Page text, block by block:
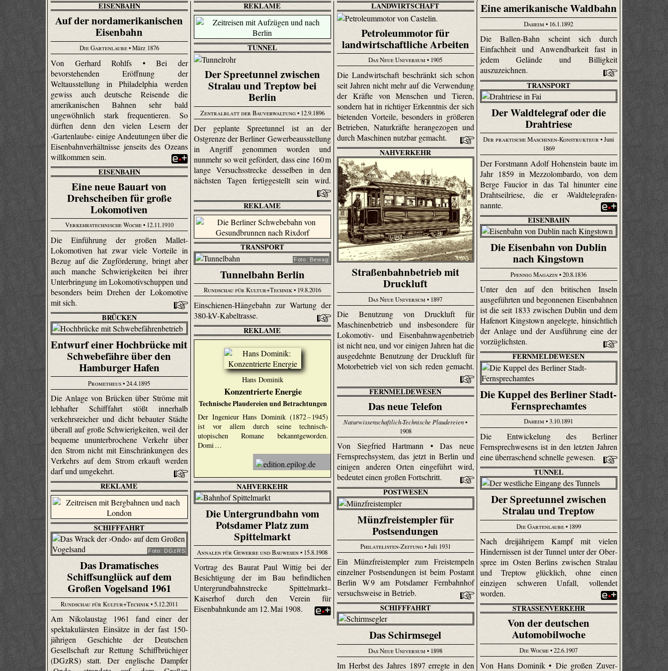
Eine amerikanische Waldbahn
Daheim• 16.1.1892
Die Ballen-Bahn scheint sich durch
Einfachheit und Anwendbarkeit fast in
jedem Gelände und Billigkeit
auszuzeichnen.
EISENBAHN
Auf der nordamerikanischen
Eisenbahn
Die Gartenlaube• März 1876
Von Gerhard Rohlfs • Bei der
bevorstehenden Eröffnung der
Weltausstellung in Philadelphia werden
gewiss auch deutsche Reisende die
amerikanischen Bahnen sehr bald
ungewöhnlich stark frequentieren. So
dürften denn den vielen Lesern der
›Gartenlaube‹ einige Andeutungen über die
Eisenbahnverhältnisse jenseits des Ozeans
willkommen sein.
REKLAME
TUNNEL
Der Spreetunnel zwischen
Stralau und Treptow bei
Berlin
Zentralblatt der Bauverwaltung• 12.9.1896
Der geplante Spree­tunnel ist an der
Ostgrenze der Berliner Gewerbeausstellung
in Angriff genommen worden und
nunmehr so weit gefördert, dass eine 160 m
lange Versuchsstrecke desselben in den
nächsten Tagen fertiggestellt sein wird.
LANDWIRTSCHAFT
Petroleummotor für
landwirtschaftliche Arbeiten
Das Neue Universum • 1905
Die Landwirtschaft beschränkt sich schon
seit Jahren nicht mehr auf die Verwendung
der Kräfte von Menschen und Tieren,
sondern hat in richtiger Erkenntnis der sich
bietenden Vorteile, besonders in größeren
Betrieben, Naturkräfte herangezogen und
durch Maschinen nutzbar gemacht.
TRANSPORT
Der Waldtelegraf oder die
Drahtriese
Der praktische Maschinen-Konstrukteur• Juni
1869
Der Forstmann Adolf Hohenstein baute im
Jahr 1859 in Mezzo­lombardo, von dem
Berge Faucior in das Tal hinunter eine
Drahtseilriese, die er ›Waldtelegrafen‹
nannte.
NAHVERKEHR
Straßenbahnbetrieb mit
Druckluft
Das Neue Universum • 1897
Die Benutzung von Druckluft für
Maschinenbetrieb und insbesondere für
Lokomotiv- und Eisenbahnwagenbetrieb
ist nicht neu, und vor einigen Jahren hat die
ausgedehnte Benutzung der Druckluft für
Motorbetrieb viel von sich reden gemacht.
EISENBAHN
Eine neue Bauart von
Drehscheiben für große
Lokomotiven
Verkehrstechnische Woche• 12.11.1910
Die Einführung der großen Mallet-
Lokomotiven hat zwar viele Vorteile in
Bezug auf die Zugförderung, bringt aber
auch manche Schwierigkeiten bei ihrer
Unterbringung im Lokomotivschuppen und
besonders beim Drehen der Lokomotive
mit sich.
REKLAME
TRANSPORT
Foto: Bewag
Tunnelbahn Berlin
Rundschau für Kultur+Technik• 19.8.2016
Einschienen-Hängebahn zur Wartung der
380-kV-Kabeltrasse.
EISENBAHN
Die Eisenbahn von Dublin
nach Kingstown
Pfennig Magazin• 20.8.1836
Unter den auf den britischen Inseln
ausgeführten und begonnenen Eisenbahnen
ist die seit 1833 zwischen Dublin und dem
Hafenort Kingstown angelegte, hinsichtlich
der Anlage und der Ausführung eine der
vorzüg­lichsten.
BRÜCKEN
Entwurf einer Hochbrücke mit
Schwebefähre über den
Hamburger Hafen
Prometheus• 24.4.1895
Die Anlage von Brücken über Ströme mit
lebhafter Schifffahrt stößt innerhalb
verkehrsreicher und dicht bebauter Städte
überall auf große Schwierigkeiten, weil der
bequeme ununterbrochene Verkehr über
den Strom nicht mit Einschränkungen des
Verkehrs auf dem Strom erkauft werden
darf und umgekehrt.
REKLAME
Hans Dominik
Konzentrierte Energie
Technische Plaudereien und Betrachtungen
Der Ingenieur Hans Dominik (1872 – 1945)
ist vor allem durch seine technisch-
utopischen Romane bekanntgeworden.
Domi …
NAHVERKEHR
Die Untergrundbahn vom
Potsdamer Platz zum
Spittelmarkt
Annalen für Gewerbe und Bauwesen• 15.8.1908
Vortrag des Baurat Paul Wittig bei der
Besichtigung der im Bau befindlichen
Untergrundbahnstrecke Spittelmarkt–
Kaiserhof durch den Verein für
Eisenbahnkunde am 12. Mai 1908.
FERNMELDEWESEN
Die Kuppel des Berliner Stadt-
Fernsprechamtes
Daheim• 3.10.1891
Die Entwickelung des Berliner
Fernsprechwesens ist in den letzten Jahren
eine überraschend schnelle gewesen.
FERNMELDEWESEN
Das neue Telefon
Naturwissenschaftlich-Technische Plaudereien•
1908
Von Siegfried Hartmann • Das neue
Fernsprechsystem, das jetzt in Berlin und
einigen anderen Orten eingeführt wird,
bedeutet einen großen Fortschritt.
TUNNEL
Der Spreetunnel zwischen
Stralau und Treptow
Die Gartenlaube• 1899
Nach dreijährigem Kampf mit vielen
Hindernissen ist der Tunnel unter der Ober­
spree im Osten Berlins zwischen Stralau
und Treptow glücklich, ohne einen
einzigen schweren Unfall, vollendet
worden.
REKLAME
SCHIFFFAHRT
Foto: DGzRS
Das Dramatisches
Schiffsunglück auf dem
Großen Vogelsand 1961
Rundschau für Kultur+Technik• 5.12.2011
Am Nikolaustag 1961 fand einer der
spektakulärsten Einsätze in der fast 150-
jährigen Geschichte der Deutschen
Gesellschaft zur Rettung Schiffbrüchiger
(DGzRS) statt. Der englische Dampfer
POSTWESEN
Münzfreistempler für
Postsendungen
Philatelisten-Zeitung• Juli 1931
Ein Münz­frei­stempler zum Freistempeln
einzelner Postsendungen ist beim Postamt
Berlin W 9 am Potsdamer Fernbahnhof
versuchsweise in Betrieb.
SCHIFFFAHRT
Das Schirmsegel
Das Neue Universum• 1898
Im Herbst des Jahres 1897 erregte in den
STRASSENVERKEHR
Von der deutschen
Automobilwoche
Die Woche• 22.6.1907
Von Hans Dominik • Die großen Zuver­